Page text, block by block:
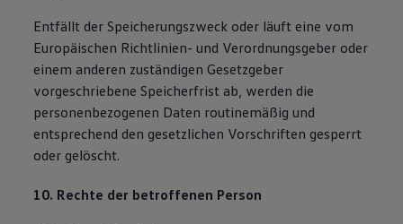
Entfällt der Speicherungszweck oder läuft eine vom
Europäischen Richtlinien- und Verordnungsgeber oder
einem anderen zuständigen Gesetzgeber
vorgeschriebene Speicherfrist ab, werden die
personenbezogenen Daten routinemäßig und
entsprechend den gesetzlichen Vorschriften gesperrt
oder gelöscht.
10. Rechte der betroffenen Person